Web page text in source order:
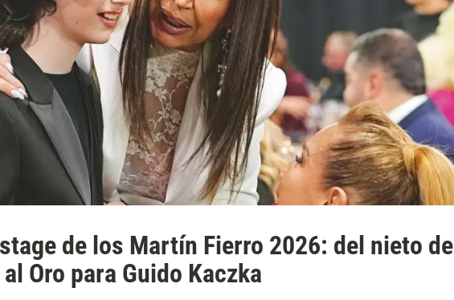
de los Martín Fierro 2026: del nieto de
Oro para Guido Kaczka